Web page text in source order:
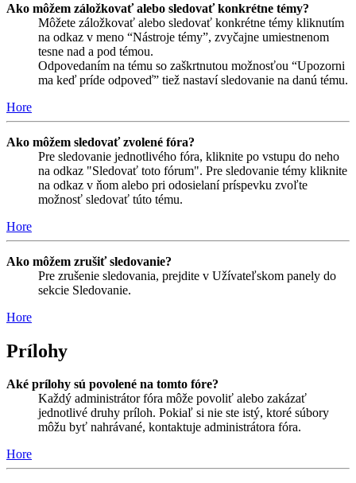
Ako môžem záložkovať alebo sledovať konkrétne témy?
Môžete záložkovať alebo sledovať konkrétne témy kliknutím
na odkaz v meno “Nástroje témy”, zvyčajne umiestnenom
tesne nad a pod témou.
Odpovedaním na tému so zaškrtnutou možnosťou “Upozorni
ma keď príde odpoveď” tiež nastaví sledovanie na danú tému.
Hore
Ako môžem sledovať zvolené fóra?
Pre sledovanie jednotlivého fóra, kliknite po vstupu do neho
na odkaz "Sledovať toto fórum". Pre sledovanie témy kliknite
na odkaz v ňom alebo pri odosielaní príspevku zvoľte
možnosť sledovať túto tému.
Hore
Ako môžem zrušiť sledovanie?
Pre zrušenie sledovania, prejdite v Užívateľskom panely do
sekcie Sledovanie.
Hore
Prílohy
Aké prílohy sú povolené na tomto fóre?
Každý administrátor fóra môže povoliť alebo zakázať
jednotlivé druhy príloh. Pokiaľ si nie ste istý, ktoré súbory
môžu byť nahrávané, kontaktuje administrátora fóra.
Hore